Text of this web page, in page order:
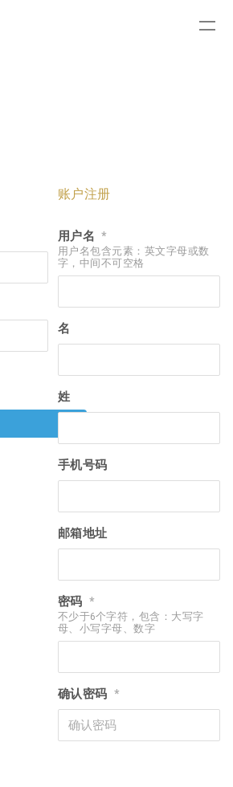
账户注册
用户名 *
用户名包含元素：英文字母或数
字，中间不可空格
名
姓
手机号码
邮箱地址
密码 *
不少于6个字符，包含：大写字
母、小写字母、数字
确认密码 *